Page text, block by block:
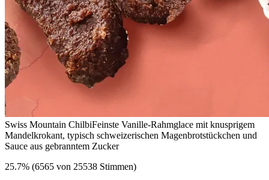
Swiss Mountain ChilbiFeinste Vanille-Rahmglace mit knusprigem
Mandelkrokant, typisch schweizerischen Magenbrotstückchen und
Sauce aus gebranntem Zucker
25.7% (6565 von 25538 Stimmen)